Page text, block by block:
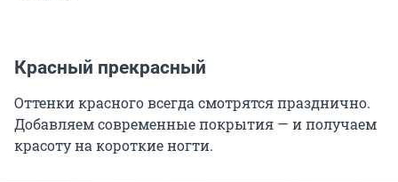
Красный прекрасный
Оттенки красного всегда смотрятся празднично.
Добавляем современные покрытия — и получаем
красоту на короткие ногти.